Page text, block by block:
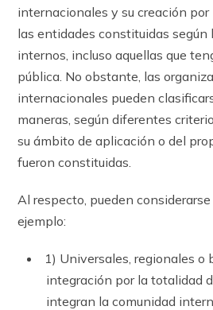
internacionales y su creación
las entidades constituidas según
internos, incluso aquellas que
pública. No obstante, las
internacionales pueden
maneras, según diferentes
su ámbito de aplicación o del
fueron constituidas.
Al respecto, pueden
ejemplo:
1) Universales, regionales o
integración por la totalidad
integran la comunidad